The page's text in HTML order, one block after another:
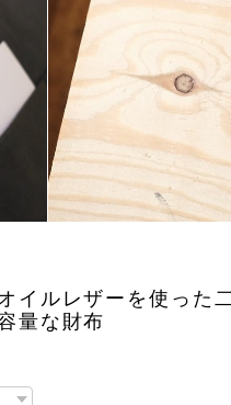
イルレザーを使った
量な財布